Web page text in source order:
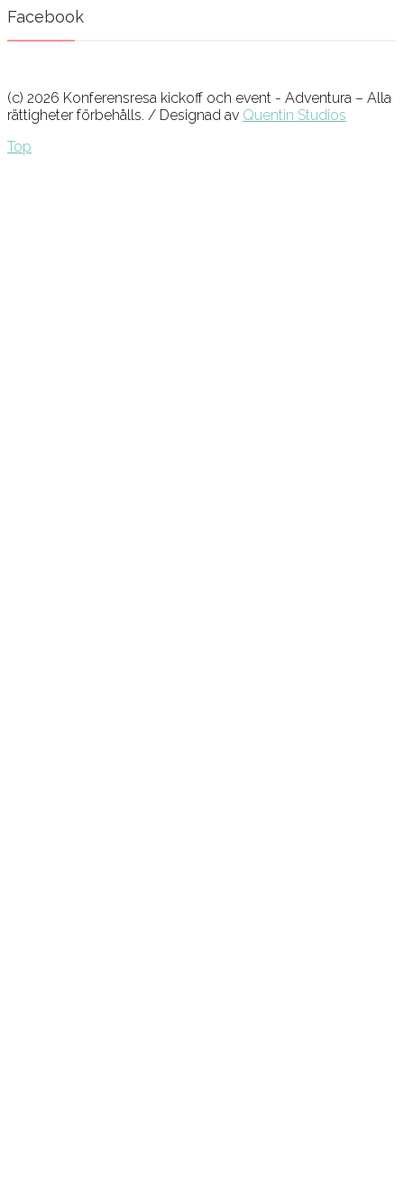
Facebook
(c) 2026 Konferensresa kickoff och event - Adventura – Alla
rättigheter förbehålls. / Designad av Quentin Studios
Top